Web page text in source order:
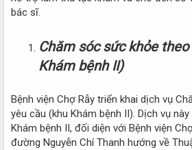
bác sĩ.
Chăm sóc sức khỏe
Khám bệnh II)
Bệnh viện Chợ Rẫy triển khai dịch vụ
yêu cầu (khu Khám bệnh II). Dịch vụ
Khám bệnh II, đối diện với Bệnh viện
đường Nguyễn Chí Thanh hướng về